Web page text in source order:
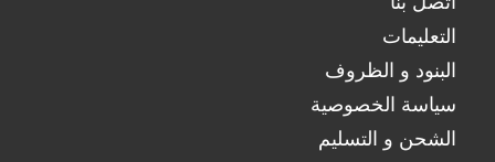
التعليمات
البنود و الظروف
سياسة الخصوصية
الشحن و التسليم